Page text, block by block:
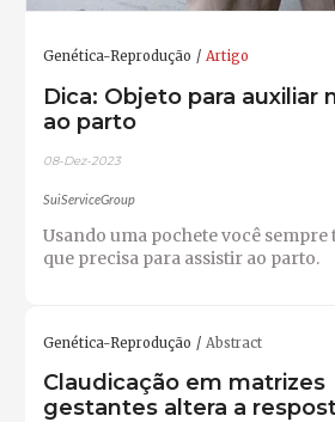
Genética-Reprodução Artigo
Dica: Objeto para auxiliar
ao parto
08-Dez-2023
SuiServiceGroup
Usando uma pochete você sempre
que precisa para assistir ao parto.
Genética-Reprodução Abstract
Claudicação em matrizes
gestantes altera a